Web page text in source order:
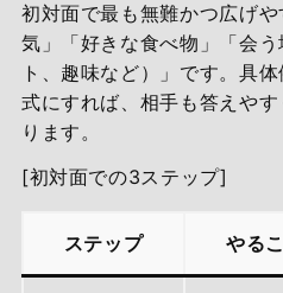
初対面で最も無難かつ広げ
気」「好きな食べ物」「会
ト、趣味など）」です。具
式にすれば、相手も答えや
ります。
[初対面での3ステップ]
ステップ やる